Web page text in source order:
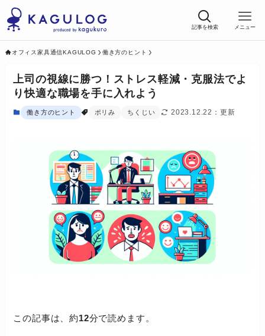
記事を検索 メニュー
オフィス家具通信KAGULOG 働き方のヒント
上司の視線に勝つ！ストレス軽減・克服法でよ
り快適な職場を手に入れよう
働き方のヒント ポリみ ちくじい 2023.12.22
この記事は、約12分で読めます。